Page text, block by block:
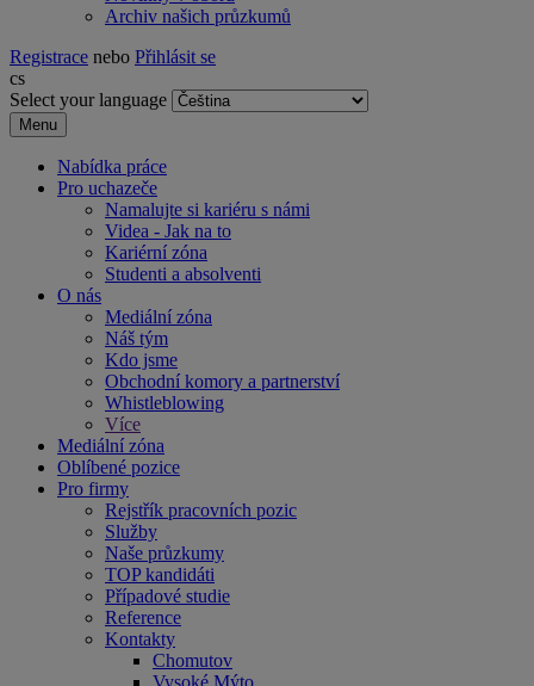
Archiv našich průzkumů
Registrace nebo Přihlásit se
cs
Select your language
Menu
Nabídka práce
Pro uchazeče
Namalujte si kariéru s námi
Videa - Jak na to
Kariérní zóna
Studenti a absolventi
O nás
Mediální zóna
Náš tým
Kdo jsme
Obchodní komory a partnerství
Whistleblowing
Více
Mediální zóna
Oblíbené pozice
Pro firmy
Rejstřík pracovních pozic
Služby
Naše průzkumy
TOP kandidáti
Případové studie
Reference
Kontakty
Chomutov
Vysoké Mýto